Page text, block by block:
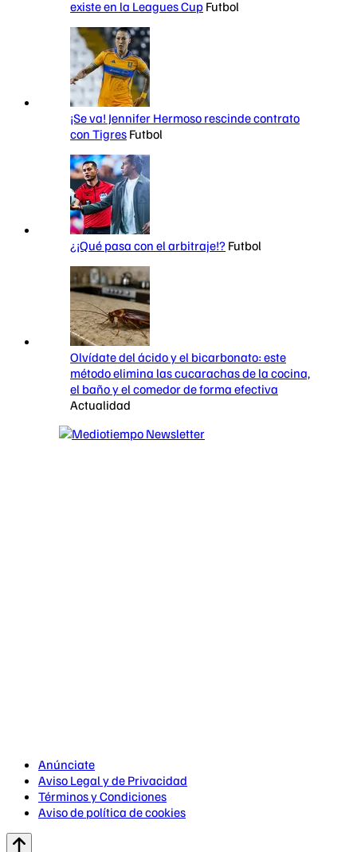
existe en la Leagues Cup Futbol
¡Se va! Jennifer Hermoso rescinde contrato
con Tigres Futbol
¿¡Qué pasa con el arbitraje!? Futbol
Olvídate del ácido y el bicarbonato: este
método elimina las cucarachas de la cocina,
el baño y el comedor de forma efectiva
Actualidad
Anúnciate
Aviso Legal y de Privacidad
Términos y Condiciones
Aviso de política de cookies